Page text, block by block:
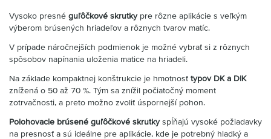
Vysoko presné guľôčkové skrutkypre rôzne aplikácie s veľkým
výberom brúsených hriadeľov a rôznych tvarov matíc.
V prípade náročnejších podmienok je možné vybrať si z rôznych
spôsobov napínania uloženia matice na hriadeli.
Na základe kompaktnej konštrukcie je hmotnosť typov DK a DIK
znížená o 50 až 70 %. Tým sa znížil počiatočný moment
zotrvačnosti, a preto možno zvoliť úspornejší pohon.
Polohovacie brúsené guľôčkové skrutkyspĺňajú vysoké požiadavky
na presnosť a sú ideálne pre aplikácie, kde je potrebný hladký a